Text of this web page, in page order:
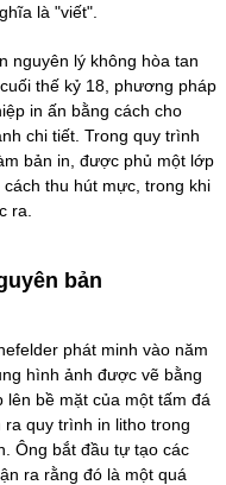
là "viết".
nguyên lý không hòa tan
thế kỷ 18, phương pháp
in ấn bằng cách cho
chi tiết. Trong quy trình
bản in, được phủ một lớp
thu hút mực, trong khi
ra.
bản
phát minh vào năm
hình ảnh được vẽ bằng
bề mặt của một tấm đá
ra quy trình in litho trong
Ông bắt đầu tự tạo các
ra rằng đó là một quá